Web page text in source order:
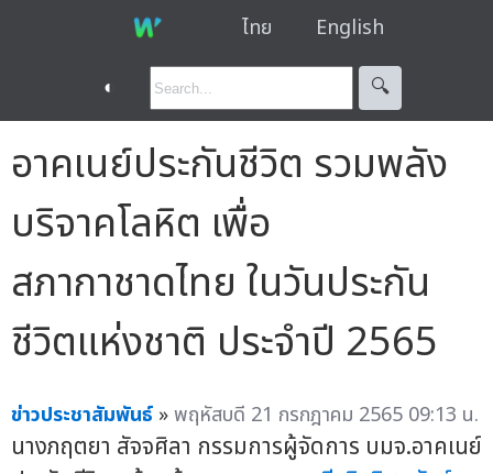
ไทย English
◐ 🔍︎
อาคเนย์ประกันชีวิต รวมพลัง
บริจาคโลหิต เพื่อ
สภากาชาดไทย ในวันประกัน
ชีวิตแห่งชาติ ประจำปี 2565
ข่าวประชาสัมพันธ์ »พฤหัสบดี 21 กรกฎาคม 2565 09:13 น.
นางภฤตยา สัจจศิลา กรรมการผู้จัดการ บมจ.อาคเนย์